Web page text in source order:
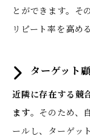
とができます。そ
リピート率を高め
ターゲット
近隣に存在する競
ます。そのため、
ールし、ターゲッ